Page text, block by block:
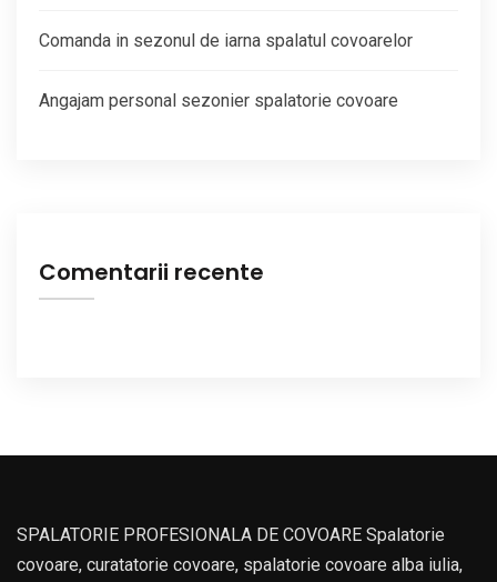
Comanda in sezonul de iarna spalatul covoarelor
Angajam personal sezonier spalatorie covoare
Comentarii recente
SPALATORIE PROFESIONALA DE COVOARE Spalatorie
covoare, curatatorie covoare, spalatorie covoare alba iulia,